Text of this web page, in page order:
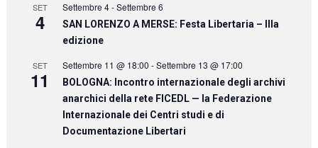
SET
4
Settembre 4-Settembre 6
SAN LORENZO A MERSE: Festa Libertaria – IIIa
edizione
SET
11
Settembre 11 @ 18:00 -Settembre 13 @ 17:00
BOLOGNA: Incontro internazionale degli archivi
anarchici della rete FICEDL — la Federazione
Internazionale dei Centri studi e di
Documentazione Libertari